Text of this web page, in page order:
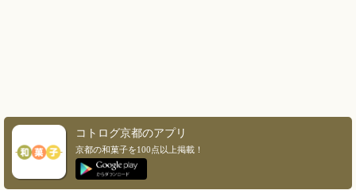
コトログ京都のアプリ
京都の和菓子を100点以上掲載！